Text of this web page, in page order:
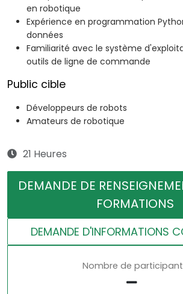
en robotique
Expérience en programmation
données
Familiarité avec le système
outils de ligne de commande
Public cible
Développeurs de robots
Amateurs de robotique
21 Heures
DEMANDE DE
FORMATIONS
DEMANDE D'INFORMATIONS
Nombre de